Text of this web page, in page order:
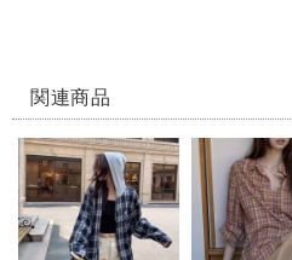
関連商品